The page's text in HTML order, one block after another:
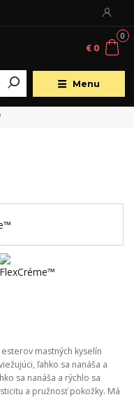
Menu
0
€ 0
mastných kyselín
ľahko sa nanáša a
sa nanáša a rýchlo sa
a pružnosť pokožky. Má